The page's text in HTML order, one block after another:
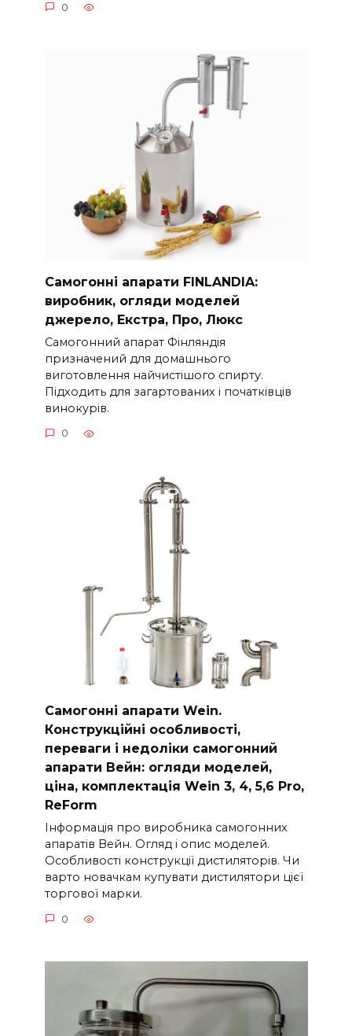
0
Самогонні апарати FINLANDIA:
виробник, огляди моделей
джерело, Екстра, Про, Люкс
Самогонний апарат Фінляндія
призначений для домашнього
виготовлення найчистішого спирту.
Підходить для загартованих і початківців
винокурів.
0
Самогонні апарати Wein.
Конструкційні особливості,
переваги і недоліки самогонний
апарати Вейн: огляди моделей,
ціна, комплектація Wein 3, 4, 5,6 Pro,
ReForm
Інформація про виробника самогонних
апаратів Вейн. Огляд і опис моделей.
Особливості конструкції дистиляторів. Чи
варто новачкам купувати дистилятори цієї
торгової марки.
0